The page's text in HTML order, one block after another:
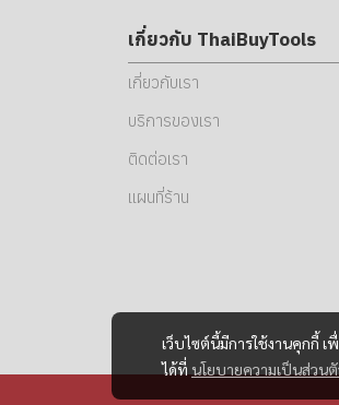
เว็บไซต์นี้มีการใช้งานคุกกี้
ได้ที่ นโยบายความเป็นส่วน
เกี่ยวกับ ThaiBuyTools
เกี่ยวกับเรา
บริการของเรา
ติดต่อเรา
แผนที่ร้าน